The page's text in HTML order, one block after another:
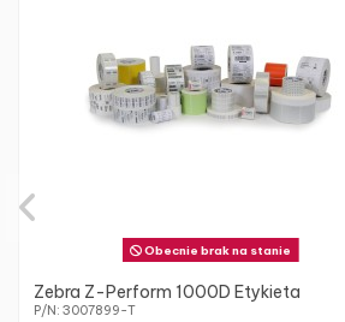
Obecnie brak na stanie
Zebra Z-Perform 1000D Etykieta
P/N: 3007899-T